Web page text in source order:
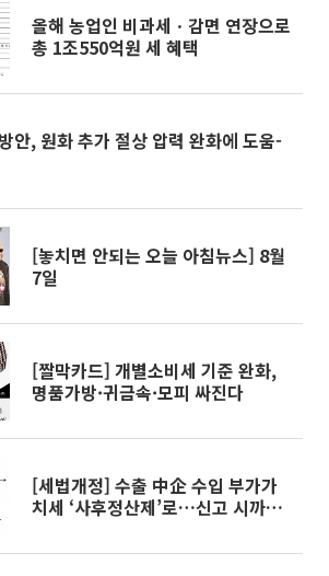
올해 농업인 비과세ㆍ감면 연장으로
총 1조550억원 세 혜택
안, 원화 추가 절상 압력 완화에 도움-
[놓치면 안되는 오늘 아침뉴스] 8월
7일
[짤막카드] 개별소비세 기준 완화,
명품가방·귀금속·모피 싸진다
[세법개정] 수출 中企 수입 부가가
치세 ‘사후정산제’로…신고 시까지